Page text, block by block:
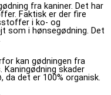
fra kaniner. Det har
Faktisk er der fire
i ko- og
som i hønsegødning. Det
kan gødningen fra
Kaningødning skader
da det er 100% organisk.